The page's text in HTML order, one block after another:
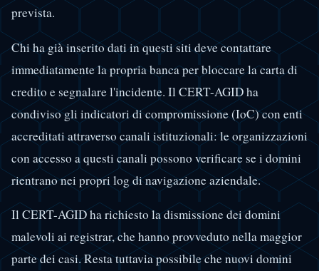
prevista.
Chi ha già inserito dati in questi siti deve contattare
immediatamente la propria banca per bloccare la carta di
credito e segnalare l'incidente. Il CERT-AGID ha
condiviso gli indicatori di compromissione (IoC) con enti
accreditati attraverso canali istituzionali: le organizzazioni
con accesso a questi canali possono verificare se i domini
rientrano nei propri log di navigazione aziendale.
Il CERT-AGID ha richiesto la dismissione dei domini
malevoli ai registrar, che hanno provveduto nella maggior
parte dei casi. Resta tuttavia possibile che nuovi domini